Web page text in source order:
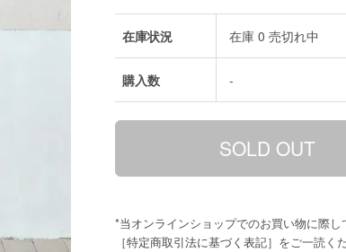
在庫状況 在庫 0 売切れ中
購入数 -
*当オンラインショップでのお買い物に際し
［特定商取引法に基づく表記］をご一読く